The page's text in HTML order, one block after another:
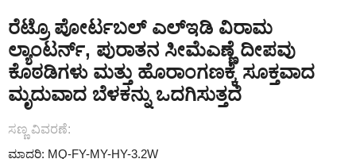
ರೆಟ್ರೊ ಪೋರ್ಟಬಲ್ ಎಲ್ಇಡಿ ವಿರಾಮ
ಲ್ಯಾಂಟರ್ನ್, ಪುರಾತನ ಸೀಮೆಎಣ್ಣೆ ದೀಪವು
ಕೊಠಡಿಗಳು ಮತ್ತು ಹೊರಾಂಗಣಕ್ಕೆ ಸೂಕ್ತವಾದ
ಮೃದುವಾದ ಬೆಳಕನ್ನು ಒದಗಿಸುತ್ತದೆ
ಸಣ್ಣ ವಿವರಣೆ:
ಮಾದರಿ: MQ-FY-MY-HY-3.2W